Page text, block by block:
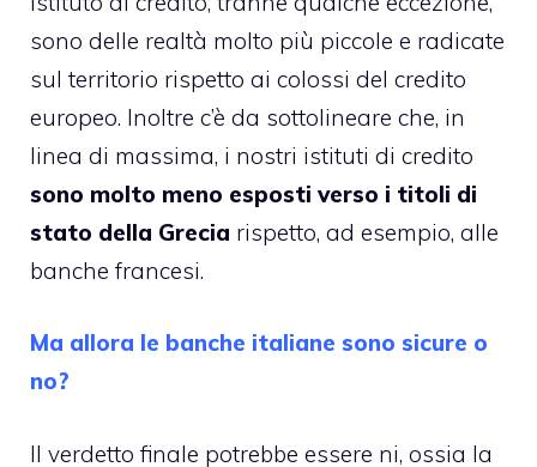
sono delle realtà molto più piccole e radicate
sul territorio rispetto ai colossi del credito
europeo. Inoltre c’è da sottolineare che, in
linea di massima, i nostri istituti di credito
sono molto meno esposti verso i titoli di
stato della Grecia rispetto, ad esempio, alle
banche francesi.
Ma allora le banche italiane sono sicure o
no?
Il verdetto finale potrebbe essere ni, ossia la